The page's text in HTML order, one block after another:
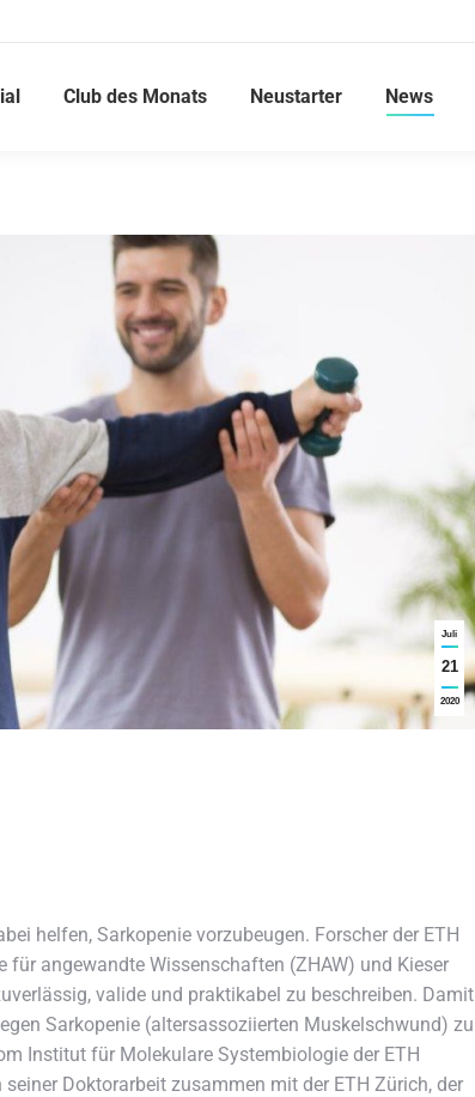
Club des Monats Neustarter News
Juli
21
2020
helfen, Sarkopenie vorzubeugen. Forscher der ETH
angewandte Wissenschaften (ZHAW) und Kieser
valide und praktikabel zu beschreiben. Damit
Sarkopenie (altersassoziierten Muskelschwund) zu
Institut für Molekulare Systembiologie der ETH
Doktorarbeit zusammen mit der ETH Zürich, der